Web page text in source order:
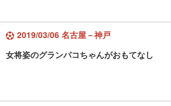
2019/03/06 名古屋－神戸
女将姿のグランパコちゃんがおもてなし